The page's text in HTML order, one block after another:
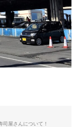
屋さんについて！